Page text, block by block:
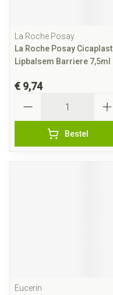
La Roche Posay
La Roche Posay Cicaplast
Lipbalsem Barriere 7,5ml
€ 9,74
Bestel
Eucerin